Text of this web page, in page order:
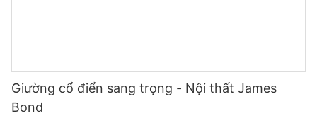
Giường cổ điển sang trọng - Nội thất James
Bond